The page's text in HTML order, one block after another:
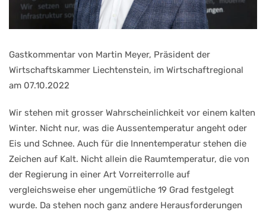
Gastkommentar von Martin Meyer, Präsident der
Wirtschaftskammer Liechtenstein, im Wirtschaftregional
am 07.10.2022
Wir stehen mit grosser Wahrscheinlichkeit vor einem kalten
Winter. Nicht nur, was die Aussentemperatur angeht oder
Eis und Schnee. Auch für die Innentemperatur stehen die
Zeichen auf Kalt. Nicht allein die Raumtemperatur, die von
der Regierung in einer Art Vorreiterrolle auf
vergleichsweise eher ungemütliche 19 Grad festgelegt
wurde. Da stehen noch ganz andere Herausforderungen